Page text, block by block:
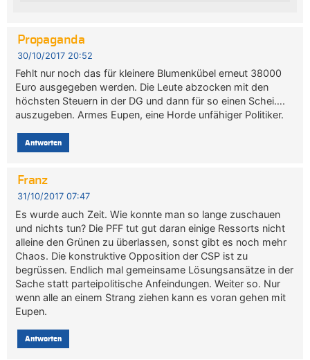
Propaganda
30/10/2017 20:52
Fehlt nur noch das für kleinere Blumenkübel erneut 38000
Euro ausgegeben werden. Die Leute abzocken mit den
höchsten Steuern in der DG und dann für so einen Schei….
auszugeben. Armes Eupen, eine Horde unfähiger Politiker.
Antworten
Franz
31/10/2017 07:47
Es wurde auch Zeit. Wie konnte man so lange zuschauen
und nichts tun? Die PFF tut gut daran einige Ressorts nicht
alleine den Grünen zu überlassen, sonst gibt es noch mehr
Chaos. Die konstruktive Opposition der CSP ist zu
begrüssen. Endlich mal gemeinsame Lösungsansätze in der
Sache statt parteipolitische Anfeindungen. Weiter so. Nur
wenn alle an einem Strang ziehen kann es voran gehen mit
Eupen.
Antworten